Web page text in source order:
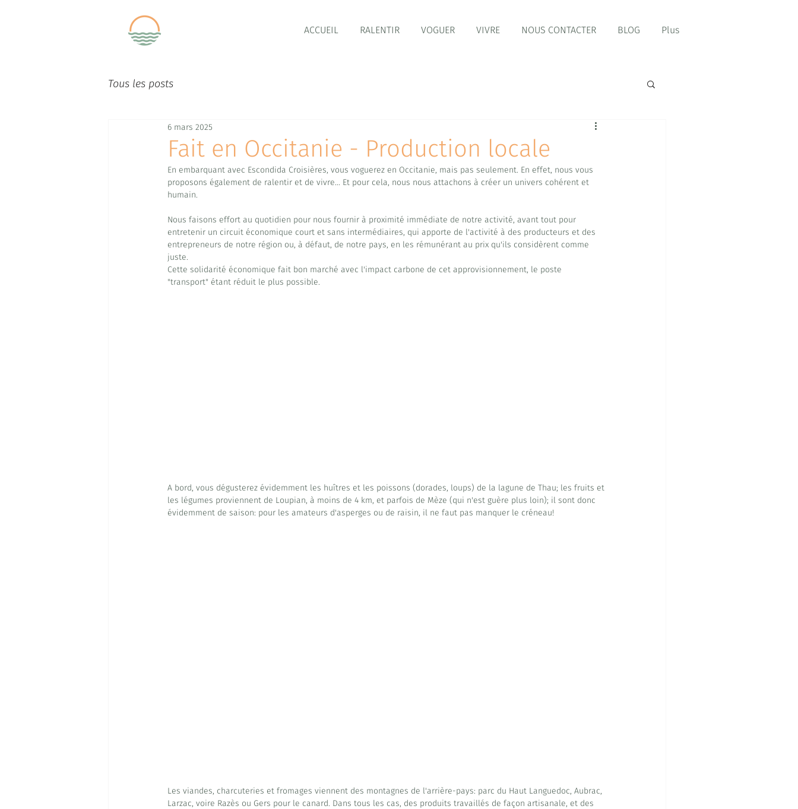
ACCUEIL RALENTIR VOGUER VIVRE NOUS CONTACTER BLOG Plus
Tous les posts
Fait en Occitanie - Production locale
6 mars 2025
En embarquant avec Escondida Croisières, vous voguerez en Occitanie, mais pas seulement. En effet, nous vous
proposons également de ralentir et de vivre... Et pour cela, nous nous attachons à créer un univers cohérent et
humain.
Nous faisons effort au quotidien pour nous fournir à proximité immédiate de notre activité, avant tout pour
entretenir un circuit économique court et sans intermédiaires, qui apporte de l'activité à des producteurs et des
entrepreneurs de notre région ou, à défaut, de notre pays, en les rémunérant au prix qu'ils considèrent comme
juste.
Cette solidarité économique fait bon marché avec l'impact carbone de cet approvisionnement, le poste
"transport" étant réduit le plus possible.
A bord, vous dégusterez évidemment les huîtres et les poissons (dorades, loups) de la lagune de Thau; les fruits et
les légumes proviennent de Loupian, à moins de 4 km, et parfois de Mèze (qui n'est guère plus loin); il sont donc
évidemment de saison: pour les amateurs d'asperges ou de raisin, il ne faut pas manquer le créneau!
Les viandes, charcuteries et fromages viennent des montagnes de l'arrière-pays: parc du Haut Languedoc, Aubrac,
Larzac, voire Razès ou Gers pour le canard. Dans tous les cas, des produits travaillés de façon artisanale, et des